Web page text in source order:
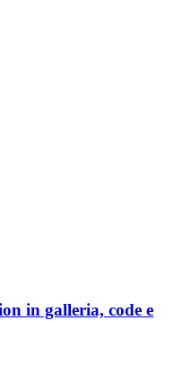
in galleria, code e